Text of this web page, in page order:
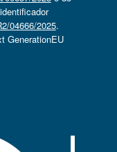
04666/2025.
GenerationEU